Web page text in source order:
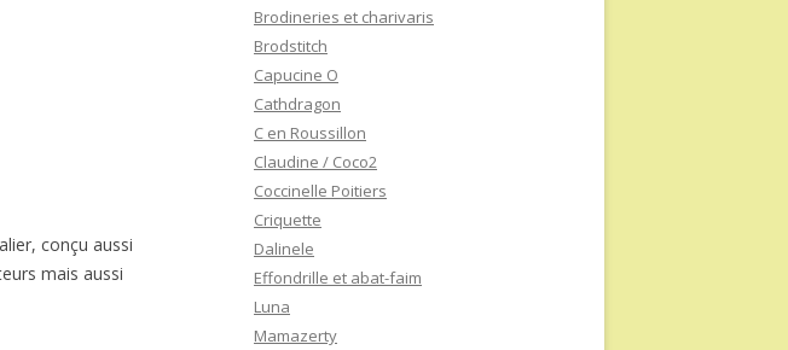
conçu aussi
mais aussi
Brodineries et charivaris
Brodstitch
Capucine O
Cathdragon
C en Roussillon
Claudine / Coco2
Coccinelle Poitiers
Criquette
Dalinele
Effondrille et abat-faim
Luna
Mamazerty